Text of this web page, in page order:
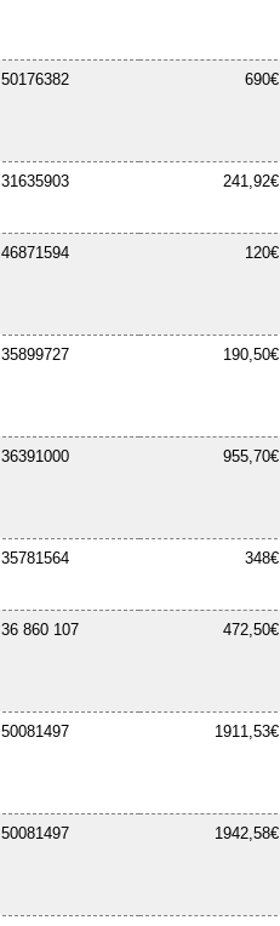
50176382 690€
31635903 241,92€
46871594 120€
35899727 190,50€
36391000 955,70€
35781564 348€
36 860 107 472,50€
50081497 1911,53€
50081497 1942,58€